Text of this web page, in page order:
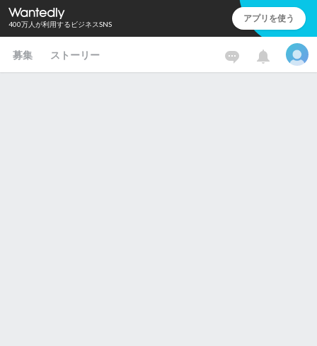
400万人が利用するビジネスSNS アプリを使う
募集 ストーリー